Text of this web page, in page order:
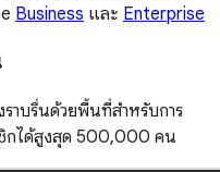
Business และ Enterprise
ราบรื่นด้วยพื้นที่สำหรับการ
ชิกได้สูงสุด 500,000 คน